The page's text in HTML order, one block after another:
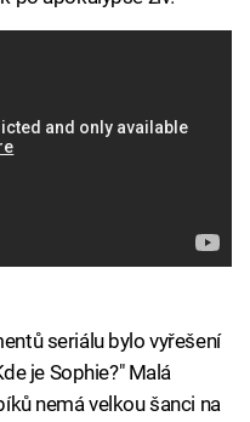
seriálu bylo vyřešení
je Sophie?" Malá
nemá velkou šanci na